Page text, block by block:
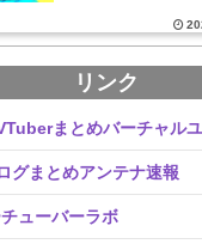
リンク
まとめバーチャル
グまとめアンテナ速報
ューバーラボ